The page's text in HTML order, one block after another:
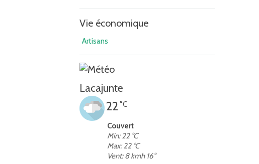
Vie économique
Artisans
Lacajunte
22 °C
Couvert
Min: 22 °C
Max: 22 °C
Vent: 8 kmh 16°